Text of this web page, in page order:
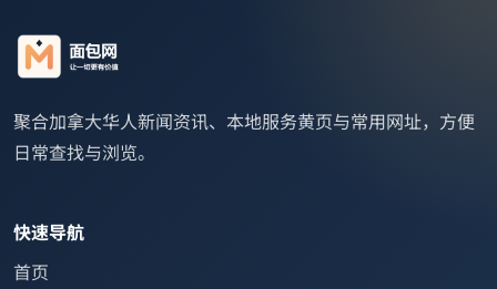
聚合加拿大华人新闻资讯、本地服务黄页与常用网址，方便
日常查找与浏览。
快速导航
首页